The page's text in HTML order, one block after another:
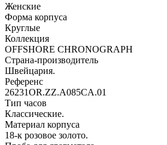
Женские
Форма корпуса
Круглые
Коллекция
OFFSHORE CHRONOGRAPH
Страна-производитель
Швейцария.
Референс
26231OR.ZZ.A085CA.01
Тип часов
Классические.
Материал корпуса
18-к розовое золото.